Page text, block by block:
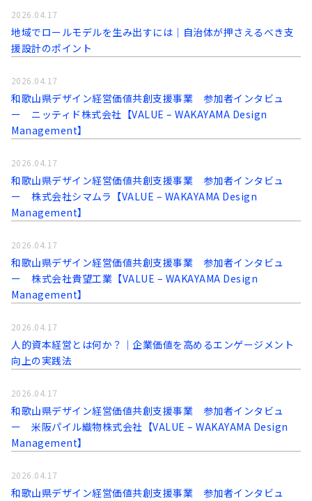
地域でロールモデルを生み出すには｜自治体が押さえるべき支
援設計のポイント
2026.04.17
和歌山県デザイン経営価値共創支援事業 参加者インタビュ
ー ニッティド株式会社【VALUE – WAKAYAMA Design
Management】
2026.04.17
和歌山県デザイン経営価値共創支援事業 参加者インタビュ
ー 株式会社シマムラ【VALUE – WAKAYAMA Design
Management】
2026.04.17
和歌山県デザイン経営価値共創支援事業 参加者インタビュ
ー 株式会社貴望工業【VALUE – WAKAYAMA Design
Management】
2026.04.17
人的資本経営とは何か？｜企業価値を高めるエンゲージメント
向上の実践法
2026.04.17
和歌山県デザイン経営価値共創支援事業 参加者インタビュ
ー 米阪パイル織物株式会社【VALUE – WAKAYAMA Design
Management】
2026.04.17
和歌山県デザイン経営価値共創支援事業 参加者インタビュ
2026.04.17